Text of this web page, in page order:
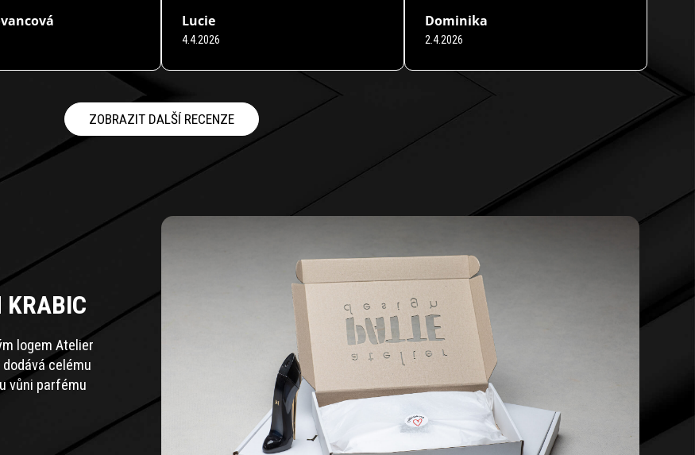
je 5 z 5 hvězdiček.
Lucie
Hodnocení obchodu je 5 z 5 hvězdiček.
4.4.2026
Dominika
Hodnocení obchodu je 5 z 5 hvězdiček.
2.4.2026
ZOBRAZIT DALŠÍ RECENZE
KRABIC
logem Atelier
celému
vůni parfému